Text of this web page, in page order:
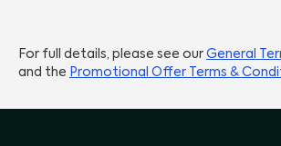
For full details, please see our General
and the Promotional Offer Terms &